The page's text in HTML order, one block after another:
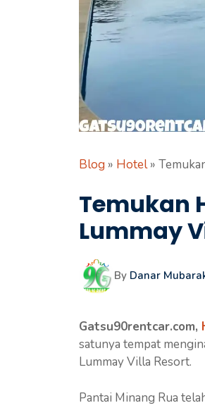
Blog » Hotel»
Temukan
Lummay
By Danar
Gatsu90rentcar.com,
satunya tempat
Lummay Villa Resort.
Pantai Minang Rua